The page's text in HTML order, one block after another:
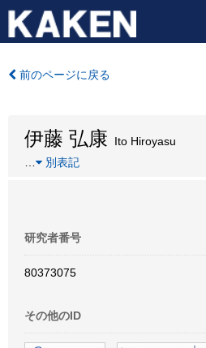
前のページに戻る
伊藤 弘康 Ito Hiroyasu
別表記
研究者番号
80373075
その他のID